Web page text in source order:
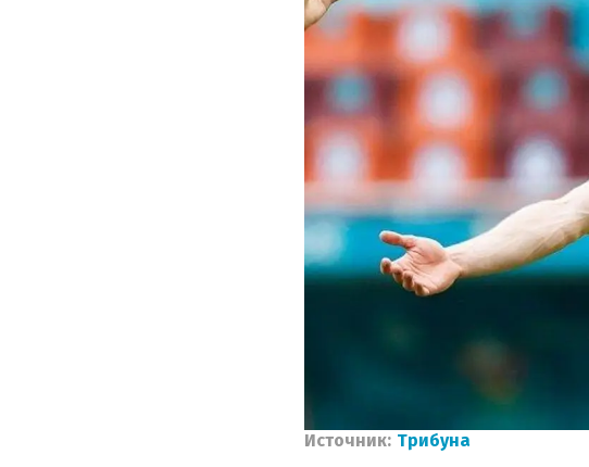
Источник: Трибуна